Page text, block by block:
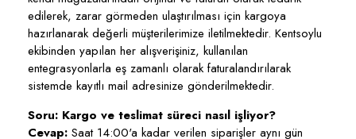
edilerek, zarar görmeden ulaştırılması için kargoya
hazırlanarak değerli müşterilerimize iletilmektedir. Kentsoylu
ekibinden yapılan her alışverişiniz, kullanılan
entegrasyonlarla eş zamanlı olarak faturalandırılarak
sistemde kayıtlı mail adresinize gönderilmektedir.
Soru: Kargo ve teslimat süreci nasıl işliyor?
Cevap: Saat 14:00'a kadar verilen siparişler aynı gün